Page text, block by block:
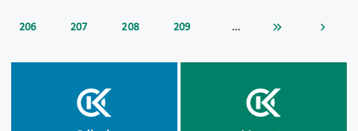
206 207 208 209 …